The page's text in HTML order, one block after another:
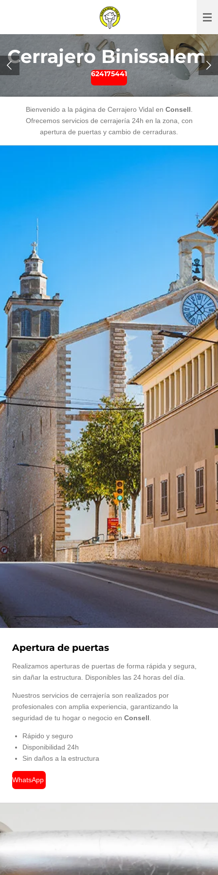
Cerrajero Binissalem
624175441
Bienvenido a la página de Cerrajero Vidal en Consell
Ofrecemos servicios de cerrajería 24h en la zona, con
apertura de puertas y cambio de cerraduras.
Apertura de puertas
Realizamos aperturas de puertas de forma rápida y segura,
sin dañar la estructura. Disponibles las 24 horas del día.
Nuestros servicios de cerrajería son realizados por
profesionales con amplia experiencia, garantizando la
seguridad de tu hogar o negocio en Consell
Rápido y seguro
Disponibilidad 24h
Sin daños a la estructura
WhatsApp